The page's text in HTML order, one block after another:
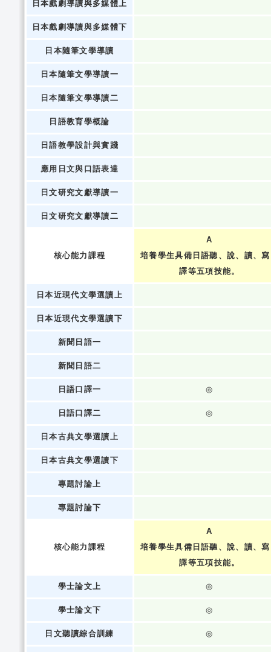
日本戲劇導讀與多媒體上
日本戲劇導讀與多媒體下
日本隨筆文學導讀
日本隨筆文學導讀一
日本隨筆文學導讀二
日語教育學概論
日語教學設計與實踐
應用日文與口語表達
日文研究文獻導讀一
日文研究文獻導讀二
核心能力課程
A
培養學生具備日語聽、說、讀、
譯等五項技能。
日本近現代文學選讀上
日本近現代文學選讀下
新聞日語一
新聞日語二
日語口譯一 ◎
日語口譯二 ◎
日本古典文學選讀上
日本古典文學選讀下
專題討論上
專題討論下
核心能力課程
A
培養學生具備日語聽、說、讀、
譯等五項技能。
學士論文上 ◎
學士論文下 ◎
日文聽讀綜合訓練 ◎